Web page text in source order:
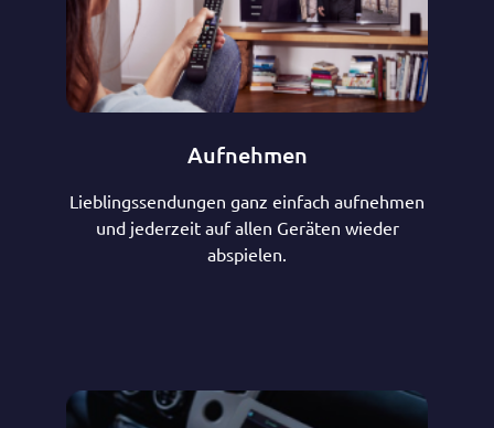
Aufnehmen
Lieblingssendungen ganz einfach aufnehmen
und jederzeit auf allen Geräten wieder
abspielen.